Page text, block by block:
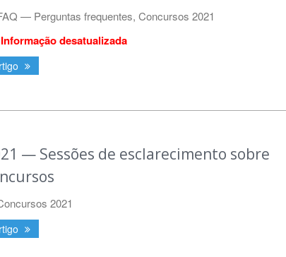
— Perguntas frequentes, Concursos 2021
desatualizada
— Sessões de esclarecimento sobre
2021